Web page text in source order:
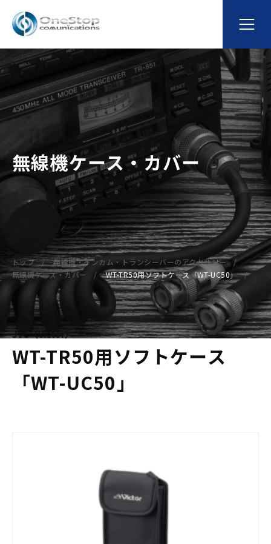
無線機ケース・カバー
トップ
無線機・インカム・トランシーバーのアクセサリー
無線機ケース・カバー
WT-TR50用ソフトケース「WT-UC50」
JVC（Victor）
WT-TR50用ソフトケース
「WT-UC50」